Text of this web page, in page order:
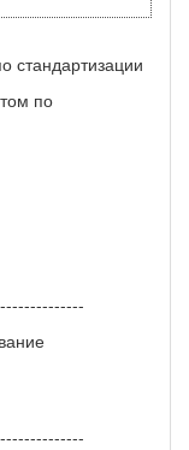
стандартизации
по